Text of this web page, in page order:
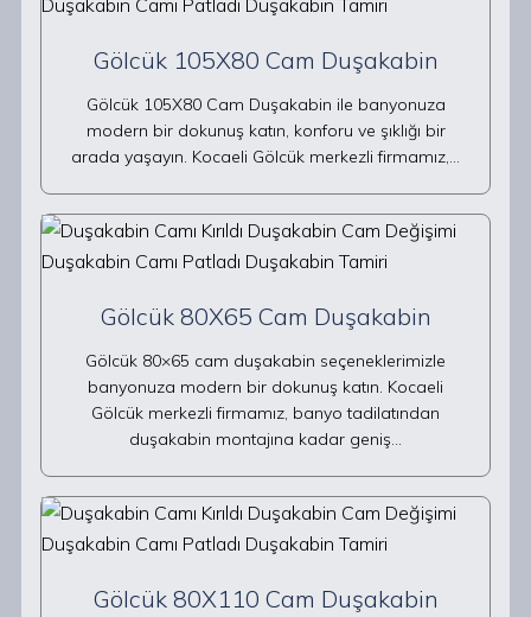
Gölcük 105X80 Cam Duşakabin
Gölcük 105X80 Cam Duşakabin ile banyonuza
modern bir dokunuş katın, konforu ve şıklığı bir
arada yaşayın. Kocaeli Gölcük merkezli firmamız,…
Gölcük 80X65 Cam Duşakabin
Gölcük 80×65 cam duşakabin seçeneklerimizle
banyonuza modern bir dokunuş katın. Kocaeli
Gölcük merkezli firmamız, banyo tadilatından
duşakabin montajına kadar geniş…
Gölcük 80X110 Cam Duşakabin